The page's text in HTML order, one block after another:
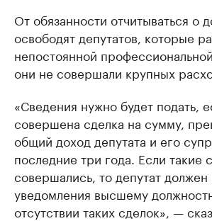
От обязанности отчитываться о
освободят депутатов, которые
непостоянной
они не совершали крупных
«Сведения нужно будет подать,
совершена сделка на сумму,
общий доход депутата и его
последние три года. Если такие
совершались, то депутат
уведомления высшему
отсутствии таких сделок», —